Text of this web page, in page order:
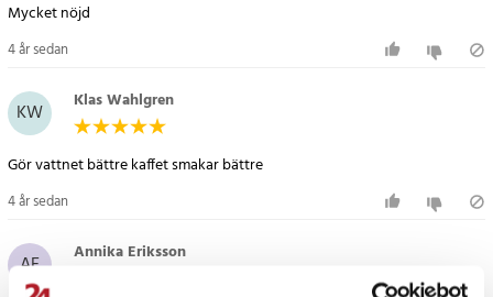
Mycket nöjd
4 år sedan
KW Klas Wahlgren
Gör vattnet bättre kaffet smakar bättre
4 år sedan
AE Annika Eriksson